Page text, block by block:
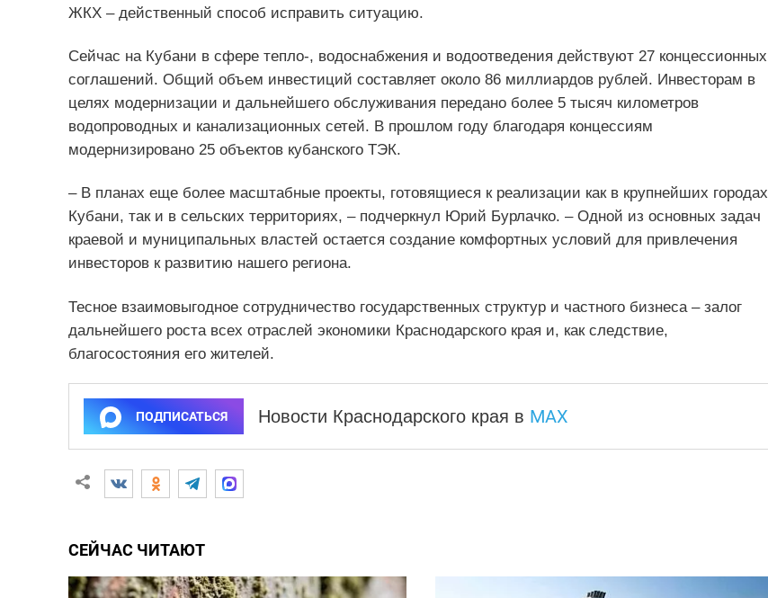
ЖКХ – действенный способ исправить ситуацию.
Сейчас на Кубани в сфере тепло-, водоснабжения и водоотведения действуют 27 концессионных
соглашений. Общий объем инвестиций составляет около 86 миллиардов рублей. Инвесторам в
целях модернизации и дальнейшего обслуживания передано более 5 тысяч километров
водопроводных и канализационных сетей. В прошлом году благодаря концессиям
модернизировано 25 объектов кубанского ТЭК.
– В планах еще более масштабные проекты, готовящиеся к реализации как в крупнейших городах
Кубани, так и в сельских территориях, – подчеркнул Юрий Бурлачко. – Одной из основных задач
краевой и муниципальных властей остается создание комфортных условий для привлечения
инвесторов к развитию нашего региона.
Тесное взаимовыгодное сотрудничество государственных структур и частного бизнеса – залог
дальнейшего роста всех отраслей экономики Краснодарского края и, как следствие,
благосостояния его жителей.
ПОДПИСАТЬСЯ Новости Краснодарского края в MAX
СЕЙЧАС ЧИТАЮТ